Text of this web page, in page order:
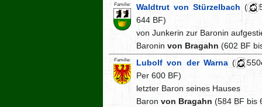
Familie: Waldtrut von Stürzelbach (
644 BF)
von Junkerin zur Baronin
Baronin von Bragahn (602 BF
Familie: Lubolf von der Warna (
Per 600 BF)
letzter Baron seines Hauses
Baron von Bragahn (584 BF bis